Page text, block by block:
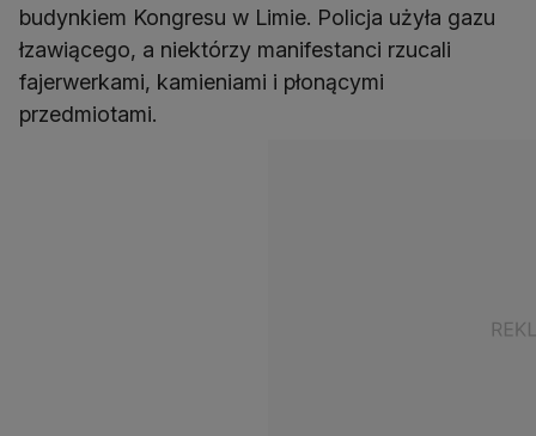
budynkiem Kongresu w Limie. Policja użyła gazu
łzawiącego, a niektórzy manifestanci rzucali
fajerwerkami, kamieniami i płonącymi
przedmiotami.